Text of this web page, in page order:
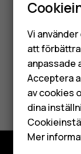
HMD
Var detta
Ja Nej
Vi
att
anpassade
Acceptera
av cookies
dina
Mer